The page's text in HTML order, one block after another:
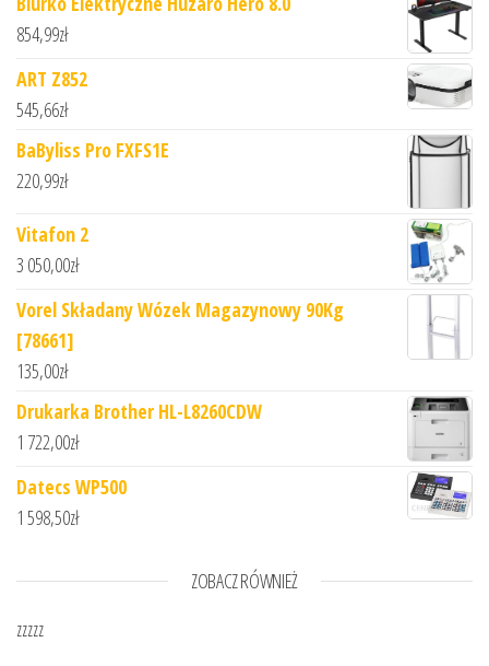
854,99zł
ART Z852
545,66zł
BaByliss Pro FXFS1E
220,99zł
Vitafon 2
3 050,00zł
Vorel Składany Wózek Magazynowy 90Kg
[78661]
135,00zł
Drukarka Brother HL-L8260CDW
1 722,00zł
Datecs WP500
1 598,50zł
ZOBACZ RÓWNIEŻ
zzzzz